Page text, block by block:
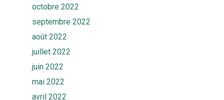
octobre 2022
septembre 2022
août 2022
juillet 2022
juin 2022
mai 2022
avril 2022